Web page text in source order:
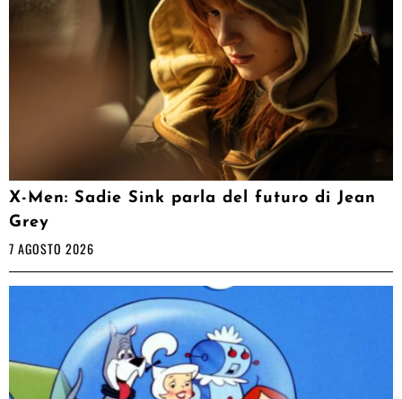
X-Men: Sadie Sink parla del futuro di Jean
Grey
7 AGOSTO 2026